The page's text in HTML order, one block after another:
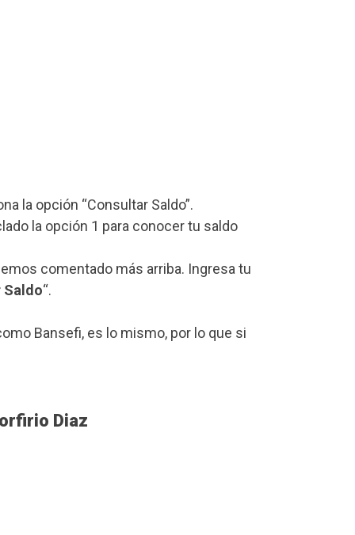
la opción “Consultar Saldo”.
la opción 1 para conocer tu saldo
comentado más arriba. Ingresa tu
Saldo“.
Bansefi, es lo mismo, por lo que si
Diaz